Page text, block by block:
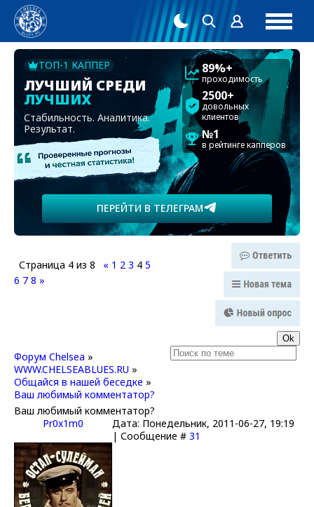
ТОП-1 КАППЕР
ЛУЧШИЙ СРЕДИ
ЛУЧШИХ
Стабильность. Аналитика.
Результат.
89%+
проходимость
2500+
довольных
клиентов
№1
в рейтинге капперов
ПЕРЕЙТИ В ТЕЛЕГРАМ
Страница 4 из 8 « 1 2 3 4 5
6 7 8 »
Форум Chelsea »
WWW.CHELSEABLUES.RU »
Общайся в нашей беседке »
Ваш любимый комментатор?
Ваш любимый комментатор?
Pr0x1m0
Дата: Понедельник, 2011-06-27, 19:19
| Сообщение # 31